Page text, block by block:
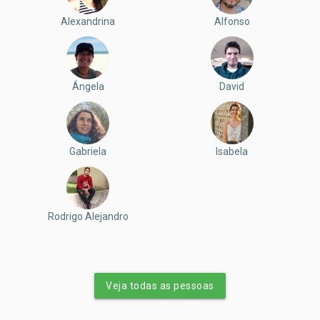
Alexandrina Alfonso
Ángela David
Gabriela Isabela
Rodrigo Alejandro
Veja todas as pessoas